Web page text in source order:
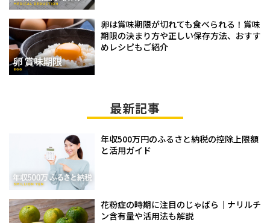
卵は賞味期限が切れても食べられる！賞味
期限の決まり方や正しい保存方法、おすす
めレシピもご紹介
最新記事
年収500万円のふるさと納税の控除上限額
と活用ガイド
花粉症の時期に注目のじゃばら｜ナリルチ
ン含有量や活用法も解説